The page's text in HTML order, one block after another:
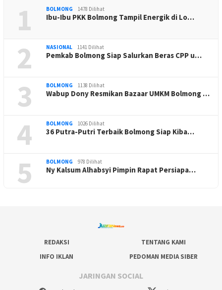
1 BOLMONG 1478 Dilihat
Ibu-Ibu PKK Bolmong Tampil Energik di Lo…
2 NASIONAL 1141 Dilihat
Pemkab Bolmong Siap Salurkan Beras CPP u…
3 BOLMONG 1138 Dilihat
Wabup Dony Resmikan Bazaar UMKM Bolmong …
4 BOLMONG 1026 Dilihat
36 Putra-Putri Terbaik Bolmong Siap Kiba…
5 BOLMONG 978 Dilihat
Ny Kalsum Alhabsyi Pimpin Rapat Persiapa…
REDAKSI
TENTANG KAMI
INFO IKLAN
PEDOMAN MEDIA SIBER
JARINGAN SOCIAL